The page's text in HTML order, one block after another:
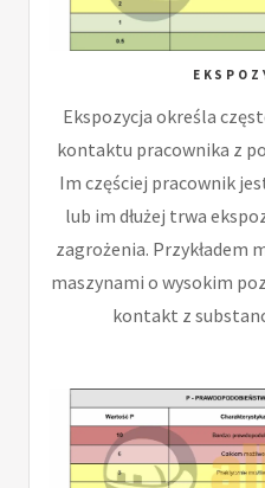
Ekspozycja określa
kontaktu pracownika z
Im częściej pracownik
lub im dłużej trwa
zagrożenia. Przykładem
maszynami o wysokim
kontakt z